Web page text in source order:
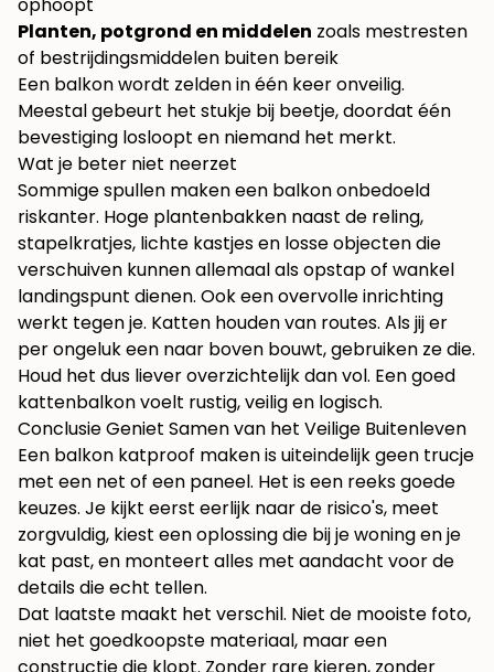
Planten, potgrond en middelen zoals mestresten
of bestrijdingsmiddelen buiten bereik
Een balkon wordt zelden in één keer onveilig.
Meestal gebeurt het stukje bij beetje, doordat één
bevestiging losloopt en niemand het merkt.
Wat je beter niet neerzet
Sommige spullen maken een balkon onbedoeld
riskanter. Hoge plantenbakken naast de reling,
stapelkratjes, lichte kastjes en losse objecten die
verschuiven kunnen allemaal als opstap of wankel
landingspunt dienen. Ook een overvolle inrichting
werkt tegen je. Katten houden van routes. Als jij er
per ongeluk een naar boven bouwt, gebruiken ze die.
Houd het dus liever overzichtelijk dan vol. Een goed
kattenbalkon voelt rustig, veilig en logisch.
Conclusie Geniet Samen van het Veilige Buitenleven
Een balkon katproof maken is uiteindelijk geen trucje
met een net of een paneel. Het is een reeks goede
keuzes. Je kijkt eerst eerlijk naar de risico's, meet
zorgvuldig, kiest een oplossing die bij je woning en je
kat past, en monteert alles met aandacht voor de
details die echt tellen.
Dat laatste maakt het verschil. Niet de mooiste foto,
niet het goedkoopste materiaal, maar een
constructie die klopt. Zonder rare kieren, zonder